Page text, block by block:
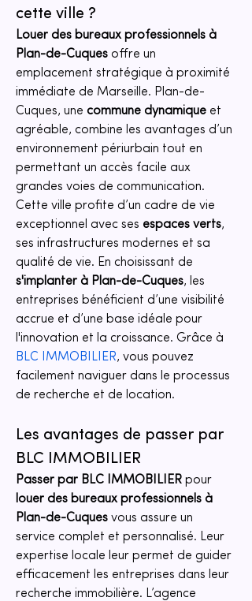
cette ville ?
Louer des bureaux professionnels à
Plan-de-Cuques offre un
emplacement stratégique à proximité
immédiate de Marseille. Plan-de-
Cuques, une commune dynamique et
agréable, combine les avantages d’un
environnement périurbain tout en
permettant un accès facile aux
grandes voies de communication.
Cette ville profite d’un cadre de vie
exceptionnel avec ses espaces verts,
ses infrastructures modernes et sa
qualité de vie. En choisissant de
s'implanter à Plan-de-Cuques, les
entreprises bénéficient d’une visibilité
accrue et d’une base idéale pour
l'innovation et la croissance. Grâce à
BLC IMMOBILIER, vous pouvez
facilement naviguer dans le processus
de recherche et de location.
Les avantages de passer par
BLC IMMOBILIER
Passer par BLC IMMOBILIER pour
louer des bureaux professionnels à
Plan-de-Cuques vous assure un
service complet et personnalisé. Leur
expertise locale leur permet de guider
efficacement les entreprises dans leur
recherche immobilière. L’agence